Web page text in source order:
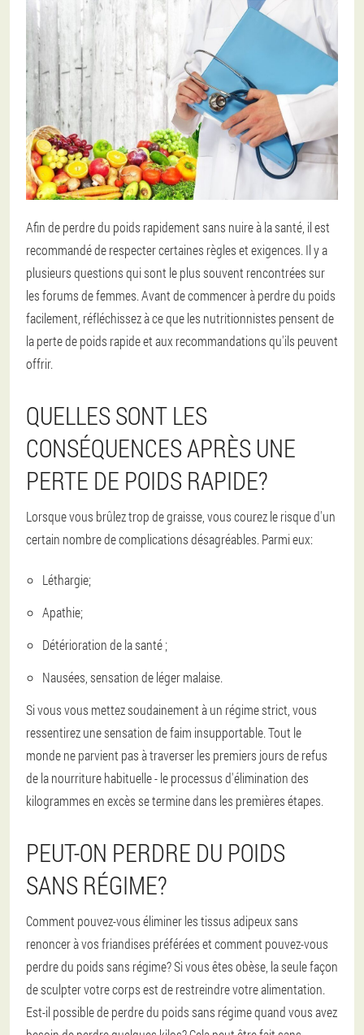
Afin de perdre du poids rapidement sans nuire à la santé, il est
recommandé de respecter certaines règles et exigences. Il y a
plusieurs questions qui sont le plus souvent rencontrées sur
les forums de femmes. Avant de commencer à perdre du poids
facilement, réfléchissez à ce que les nutritionnistes pensent de
la perte de poids rapide et aux recommandations qu'ils peuvent
offrir.
QUELLES SONT LES
CONSÉQUENCES APRÈS UNE
PERTE DE POIDS RAPIDE?
Lorsque vous brûlez trop de graisse, vous courez le risque d'un
certain nombre de complications désagréables. Parmi eux:
Léthargie;
Apathie;
Détérioration de la santé ;
Nausées, sensation de léger malaise.
Si vous vous mettez soudainement à un régime strict, vous
ressentirez une sensation de faim insupportable. Tout le
monde ne parvient pas à traverser les premiers jours de refus
de la nourriture habituelle - le processus d'élimination des
kilogrammes en excès se termine dans les premières étapes.
PEUT-ON PERDRE DU POIDS
SANS RÉGIME?
Comment pouvez-vous éliminer les tissus adipeux sans
renoncer à vos friandises préférées et comment pouvez-vous
perdre du poids sans régime? Si vous êtes obèse, la seule façon
de sculpter votre corps est de restreindre votre alimentation.
Est-il possible de perdre du poids sans régime quand vous avez